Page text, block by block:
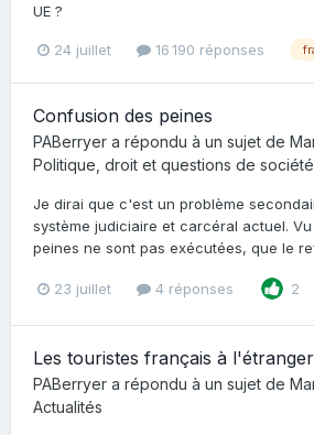
UE ?
24 juillet 16 190 réponses
Confusion des peines
PABerryer a répondu à un sujet de
Politique, droit et questions de société
Je dirai que c'est un problème
système judiciaire et carcéral actuel.
peines ne sont pas exécutées, que le
23 juillet 4 réponses 2
Les touristes français à l'étranger
PABerryer a répondu à un sujet de
Actualités